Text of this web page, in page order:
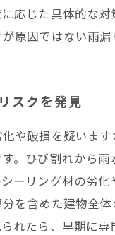
応じた具体的な
原因ではない雨
スクを発見
や破損を疑いま
。ひび割れから
ーリング材の劣
を含めた建物全
れたら、早期に